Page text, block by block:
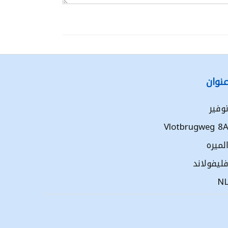
عنوان
توفير
Vlotbrugweg 8A
الميره
فليفولاند
NL